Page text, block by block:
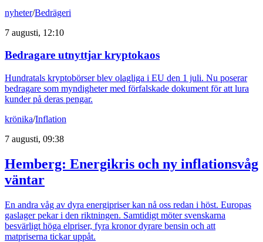
nyheter/Bedrägeri
7 augusti, 12:10
Bedragare utnyttjar kryptokaos
Hundratals kryptobörser blev olagliga i EU den 1 juli. Nu poserar
bedragare som myndigheter med förfalskade dokument för att lura
kunder på deras pengar.
krönika/Inflation
7 augusti, 09:38
Hemberg: Energikris och ny inflationsvåg
väntar
En andra våg av dyra energipriser kan nå oss redan i höst. Europas
gaslager pekar i den riktningen. Samtidigt möter svenskarna
besvärligt höga elpriser, fyra kronor dyrare bensin och att
matpriserna tickar uppåt.